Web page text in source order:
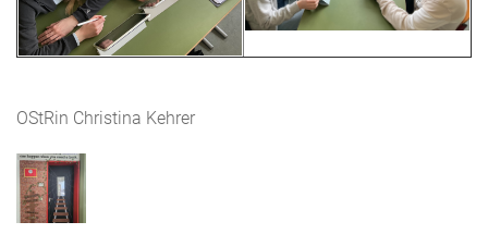
OStRin Christina Kehrer